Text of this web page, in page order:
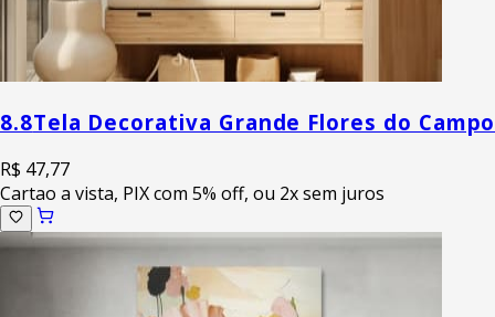
8.8Tela Decorativa Grande Flores do Campo
R$ 47,77
Cartao a vista, PIX com 5% off, ou 2x sem juros